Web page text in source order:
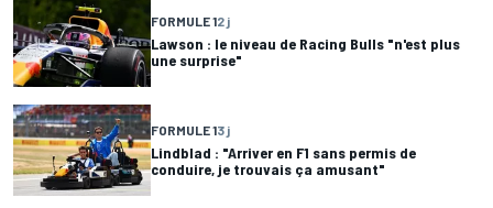
FORMULE 12 j
Lawson : le niveau de Racing Bulls "n'est plus
une surprise"
FORMULE 13 j
Lindblad : "Arriver en F1 sans permis de
conduire, je trouvais ça amusant"